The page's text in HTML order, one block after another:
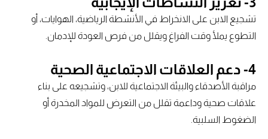
تشجيع الابن على الانخراط في الأنشطة الرياضية، الهوايات، أو
التطوع يملأ وقت الفراغ ويقلل من فرص العودة للإدمان.
4- دعم العلاقات الاجتماعية الصحية
مراقبة الأصدقاء والبيئة الاجتماعية للابن، وتشجيعه على بناء
علاقات صحية وداعمة تقلل من التعرض للمواد المخدرة أو
الضغوط السلبية.